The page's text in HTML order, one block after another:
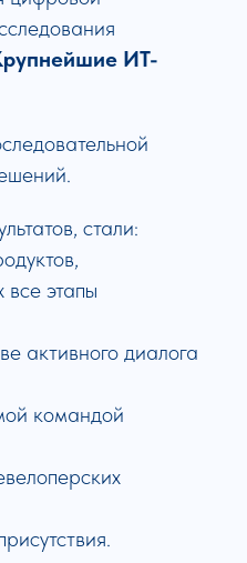
ИТ-
стали:
этапы
активного диалога
командой